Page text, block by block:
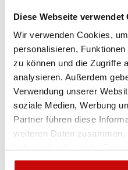
Diese Webseite verwendet
Wir verwenden Cookies,
personalisieren,
zu können und die Zugriffe
analysieren. Außerdem
Verwendung unserer
soziale Medien, Werbung
Partner führen diese
weiteren Daten
gesammelt haben.
wir beraten Sie gern.
phone +48 12 266 27
Lieferrichtlinie
Datenschutzrichtlinie